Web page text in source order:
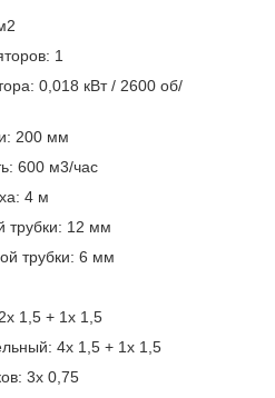
2
1
0,018 кВт / 2600 об/
200 мм
600 м3/час
4 м
трубки: 12 мм
трубки: 6 мм
1,5 + 1х 1,5
4х 1,5 + 1х 1,5
3х 0,75